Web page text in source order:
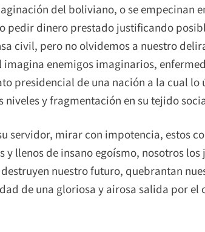
del boliviano, o se empecinan
pedir dinero prestado justificando
civil, pero no olvidemos a nuestro
imagina enemigos imaginarios,
presidencial de una nación a la cual lo
niveles y fragmentación en su tejido
servidor, mirar con impotencia, estos
llenos de insano egoísmo, nosotros los
nuestro futuro, quebrantan
de una gloriosa y airosa salida por el